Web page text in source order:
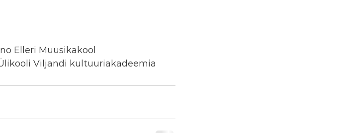
Elleri Muusikakool
Viljandi kultuuriakadeemia